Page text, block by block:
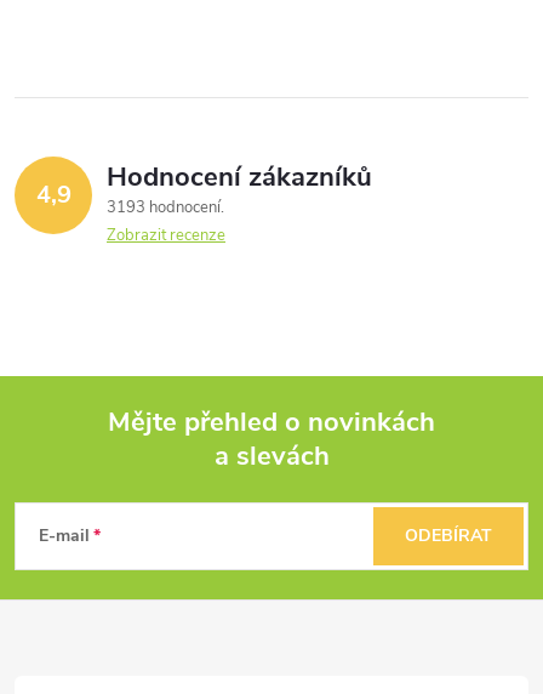
4,9 Hodnocení zákazníků
3193 hodnocení
Zobrazit recenze
p
Mějte přehled o novinkách
a slevách
E-mail ODEBÍRAT